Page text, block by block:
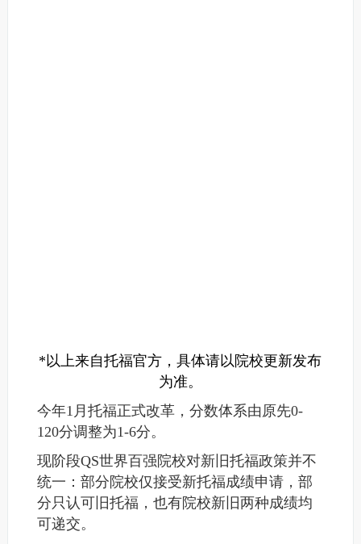
*以上来自托福官方，具体请以院校更新发布
为准。
今年1月托福正式改革，分数体系由原先0-
120分调整为1-6分。
现阶段QS世界百强院校对新旧托福政策并不
统一：部分院校仅接受新托福成绩申请，部
分只认可旧托福，也有院校新旧两种成绩均
可递交。